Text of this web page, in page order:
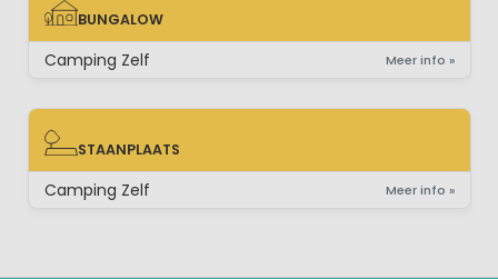
BUNGALOW
BUNGALOW
Camping Zelf Meer info »
STAANPLAATS
STAANPLAATS
Camping Zelf Meer info »